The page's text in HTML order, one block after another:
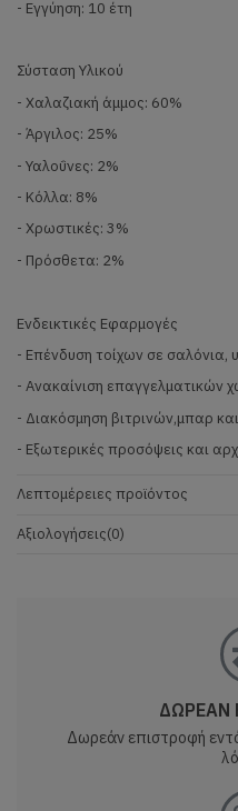
- Εγγύηση: 10 έτη
Σύσταση Υλικού
- Χαλαζιακή άμμος: 60%
- Άργιλος: 25%
- Υαλοΰνες: 2%
- Κόλλα: 8%
- Χρωστικές: 3%
- Πρόσθετα: 2%
Ενδεικτικές Εφαρμογές
- Επένδυση τοίχων σε
- Ανακαίνιση επαγγελματικών
- Διακόσμηση βιτρινών,μπαρ
- Εξωτερικές προσόψεις και
Λεπτομέρειες προϊόντος
Αξιολογήσεις(0)
ΔΩΡΕΑΝ
Δωρεάν επιστροφή